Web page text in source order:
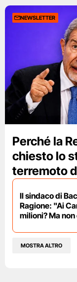
NEWSLETTER
Perché la
chiesto lo
terremoto
Il sindaco di
Ragione: "Ai
milioni? Ma
MOSTRA ALTRO